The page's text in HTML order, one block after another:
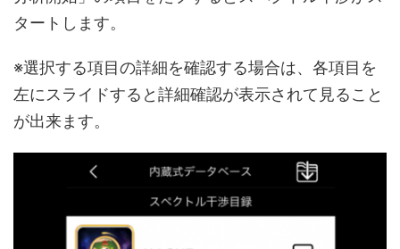
タートします。
※選択する項目の詳細を確認する場合は、各項目を
左にスライドすると詳細確認が表示されて見ること
が出来ます。